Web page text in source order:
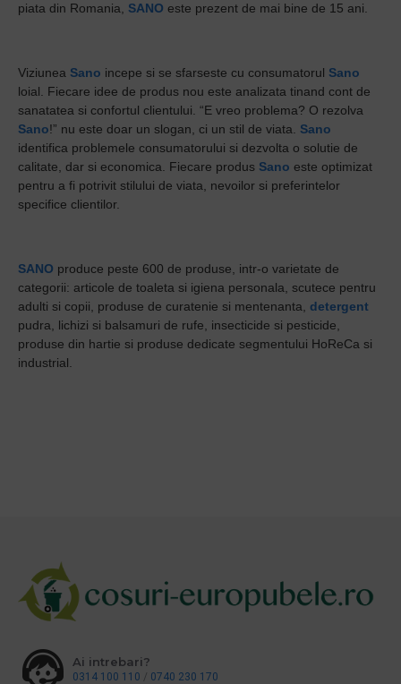
piata din Romania, SANO este prezent de mai bine de 15 ani.
Viziunea Sano incepe si se sfarseste cu consumatorul Sano
loial. Fiecare idee de produs nou este analizata tinand cont de
sanatatea si confortul clientului. “E vreo problema? O rezolva
Sano!” nu este doar un slogan, ci un stil de viata. Sano
identifica problemele consumatorului si dezvolta o solutie de
calitate, dar si economica. Fiecare produs Sano este optimizat
pentru a fi potrivit stilului de viata, nevoilor si preferintelor
specifice clientilor.
SANO produce peste 600 de produse, intr-o varietate de
categorii: articole de toaleta si igiena personala, scutece pentru
adulti si copii, produse de curatenie si mentenanta, detergent
pudra, lichizi si balsamuri de rufe, insecticide si pesticide,
produse din hartie si produse dedicate segmentului HoReCa si
industrial.
Ai intrebari?
0314 100 110 / 0740 230 170